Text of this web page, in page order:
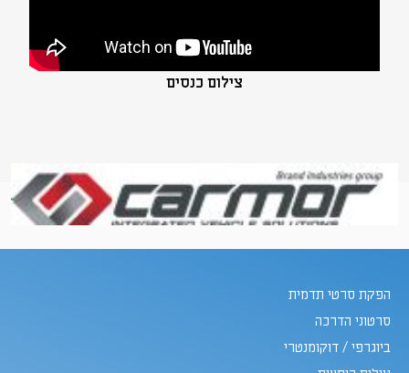
צילום כנסים
הפקת סרטי תדמית
סרטוני הדרכה
ביוגרפי / דוקומנטרי